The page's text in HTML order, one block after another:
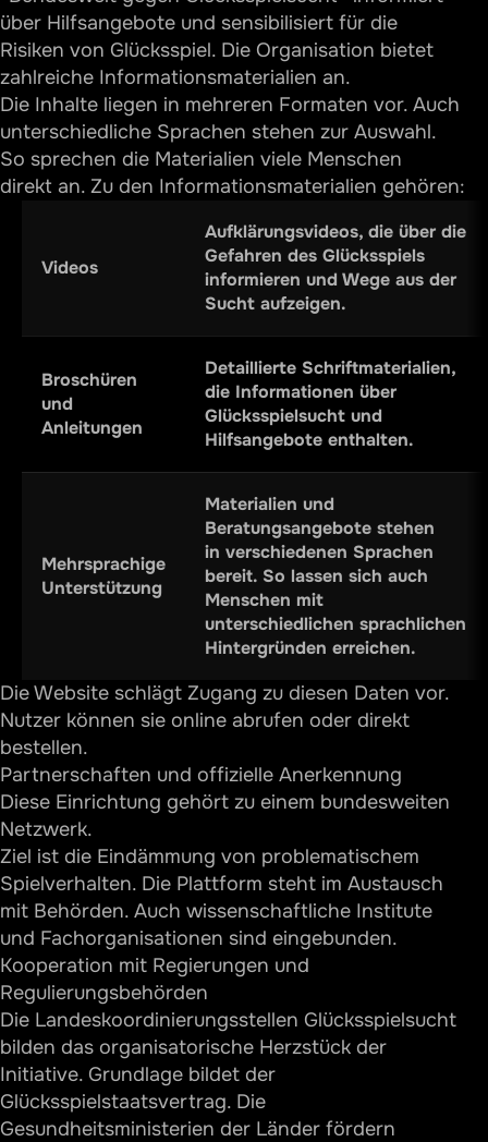
über Hilfsangebote und sensibilisiert für die
Risiken von Glücksspiel. Die Organisation bietet
zahlreiche Informationsmaterialien an.
Die Inhalte liegen in mehreren Formaten vor. Auch
unterschiedliche Sprachen stehen zur Auswahl.
So sprechen die Materialien viele Menschen
direkt an. Zu den Informationsmaterialien gehören:
Videos
Aufklärungsvideos, die über die
Gefahren des Glücksspiels
informieren und Wege aus der
Sucht aufzeigen.
Broschüren
und
Anleitungen
Detaillierte Schriftmaterialien,
die Informationen über
Glücksspielsucht und
Hilfsangebote enthalten.
Mehrsprachige
Unterstützung
Materialien und
Beratungsangebote stehen
in verschiedenen Sprachen
bereit. So lassen sich auch
Menschen mit
unterschiedlichen sprachlichen
Hintergründen erreichen.
Die Website schlägt Zugang zu diesen Daten vor.
Nutzer können sie online abrufen oder direkt
bestellen.
Partnerschaften und offizielle Anerkennung
Diese Einrichtung gehört zu einem bundesweiten
Netzwerk.
Ziel ist die Eindämmung von problematischem
Spielverhalten. Die Plattform steht im Austausch
mit Behörden. Auch wissenschaftliche Institute
und Fachorganisationen sind eingebunden.
Kooperation mit Regierungen und
Regulierungsbehörden
Die Landeskoordinierungsstellen Glücksspielsucht
bilden das organisatorische Herzstück der
Initiative. Grundlage bildet der
Glücksspielstaatsvertrag. Die
Gesundheitsministerien der Länder fördern